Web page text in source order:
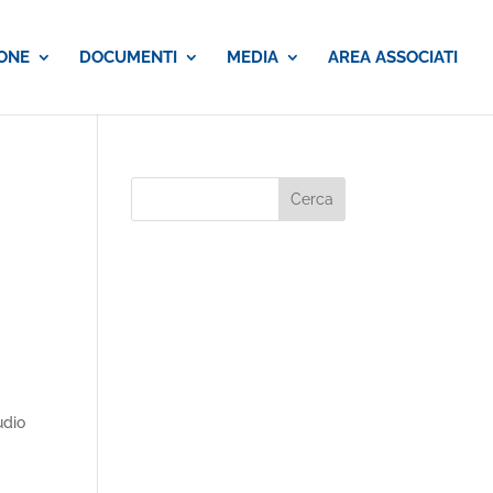
DOCUMENTI MEDIA AREA ASSOCIATI